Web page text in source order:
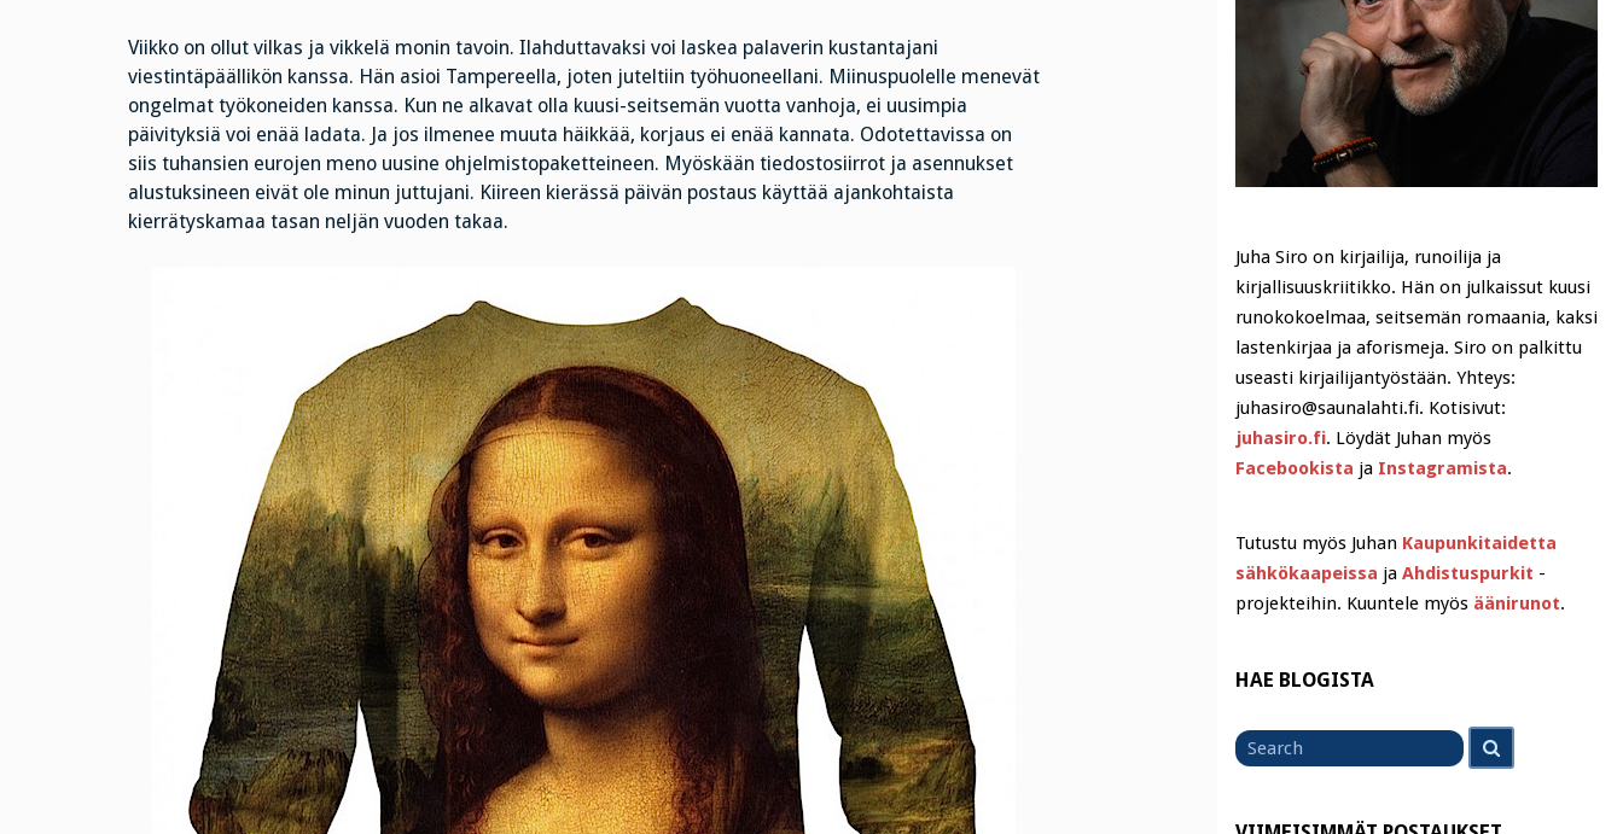
Viikko on ollut vilkas ja vikkelä monin tavoin. Ilahduttavaksi voi laskea palaverin kustantajani
viestintäpäällikön kanssa. Hän asioi Tampereella, joten juteltiin työhuoneellani. Miinuspuolelle menevät
ongelmat työkoneiden kanssa. Kun ne alkavat olla kuusi-seitsemän vuotta vanhoja, ei uusimpia
päivityksiä voi enää ladata. Ja jos ilmenee muuta häikkää, korjaus ei enää kannata. Odotettavissa on
siis tuhansien eurojen meno uusine ohjelmistopaketteineen. Myöskään tiedostosiirrot ja asennukset
alustuksineen eivät ole minun juttujani. Kiireen kierässä päivän postaus käyttää ajankohtaista
kierrätyskamaa tasan neljän vuoden takaa.
Juha Siro on kirjailija, runoilija ja
kirjallisuuskriitikko. Hän on julkaissut kuusi
runokokoelmaa, seitsemän romaania, kaksi
lastenkirjaa ja aforismeja. Siro on palkittu
useasti kirjailijantyöstään. Yhteys:
juhasiro@saunalahti.fi. Kotisivut:
juhasiro.fi. Löydät Juhan myös
Facebookista ja Instagramista.
Tutustu myös Juhan Kaupunkitaidetta
sähkökaapeissa ja Ahdistuspurkit -
projekteihin. Kuuntele myös äänirunot.
HAE BLOGISTA
for